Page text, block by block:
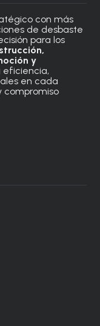
con más
de desbaste
para los
y
en cada
compromiso